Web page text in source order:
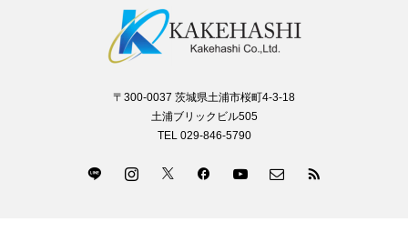
〒300-0037 茨城県土浦市桜町4-3-18
土浦ブリックビル505
TEL 029-846-5790